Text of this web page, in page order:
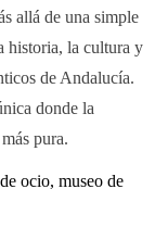
allá de una simple
historia, la cultura y
de Andalucía.
donde la
pura.
ocio, museo de